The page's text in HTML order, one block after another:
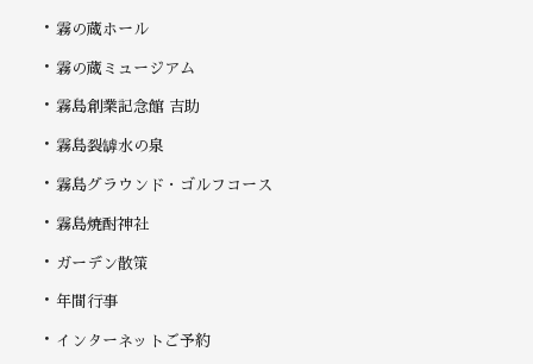
霧の蔵ホール
霧の蔵ミュージアム
霧島創業記念館 吉助
霧島裂罅水の泉
霧島グラウンド・ゴルフコース
霧島焼酎神社
ガーデン散策
年間行事
インターネットご予約